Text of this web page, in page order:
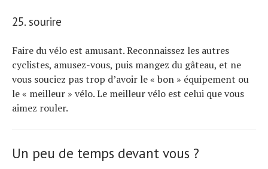
25. sourire
Faire du vélo est amusant. Reconnaissez les autres
cyclistes, amusez-vous, puis mangez du gâteau, et ne
vous souciez pas trop d’avoir le « bon » équipement ou
le « meilleur » vélo. Le meilleur vélo est celui que vous
aimez rouler.
Un peu de temps devant vous ?